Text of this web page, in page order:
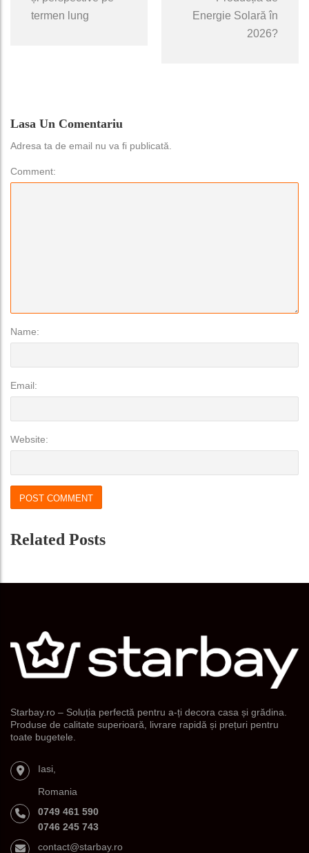
termen lung
Energie Solară în
2026?
Lasa Un Comentariu
Adresa ta de email nu va fi publicată.
Comment:
Name:
Email:
Website:
Related Posts
Starbay.ro – Soluția perfectă pentru a-ți decora casa și grădina.
Produse de calitate superioară, livrare rapidă și prețuri pentru
toate bugetele.
Iasi,
Romania
0749 461 590
0746 245 743
contact@starbay.ro